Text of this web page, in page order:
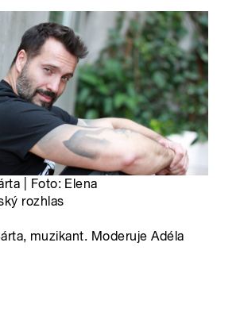
| Foto: Elena
rozhlas
muzikant. Moderuje Adéla